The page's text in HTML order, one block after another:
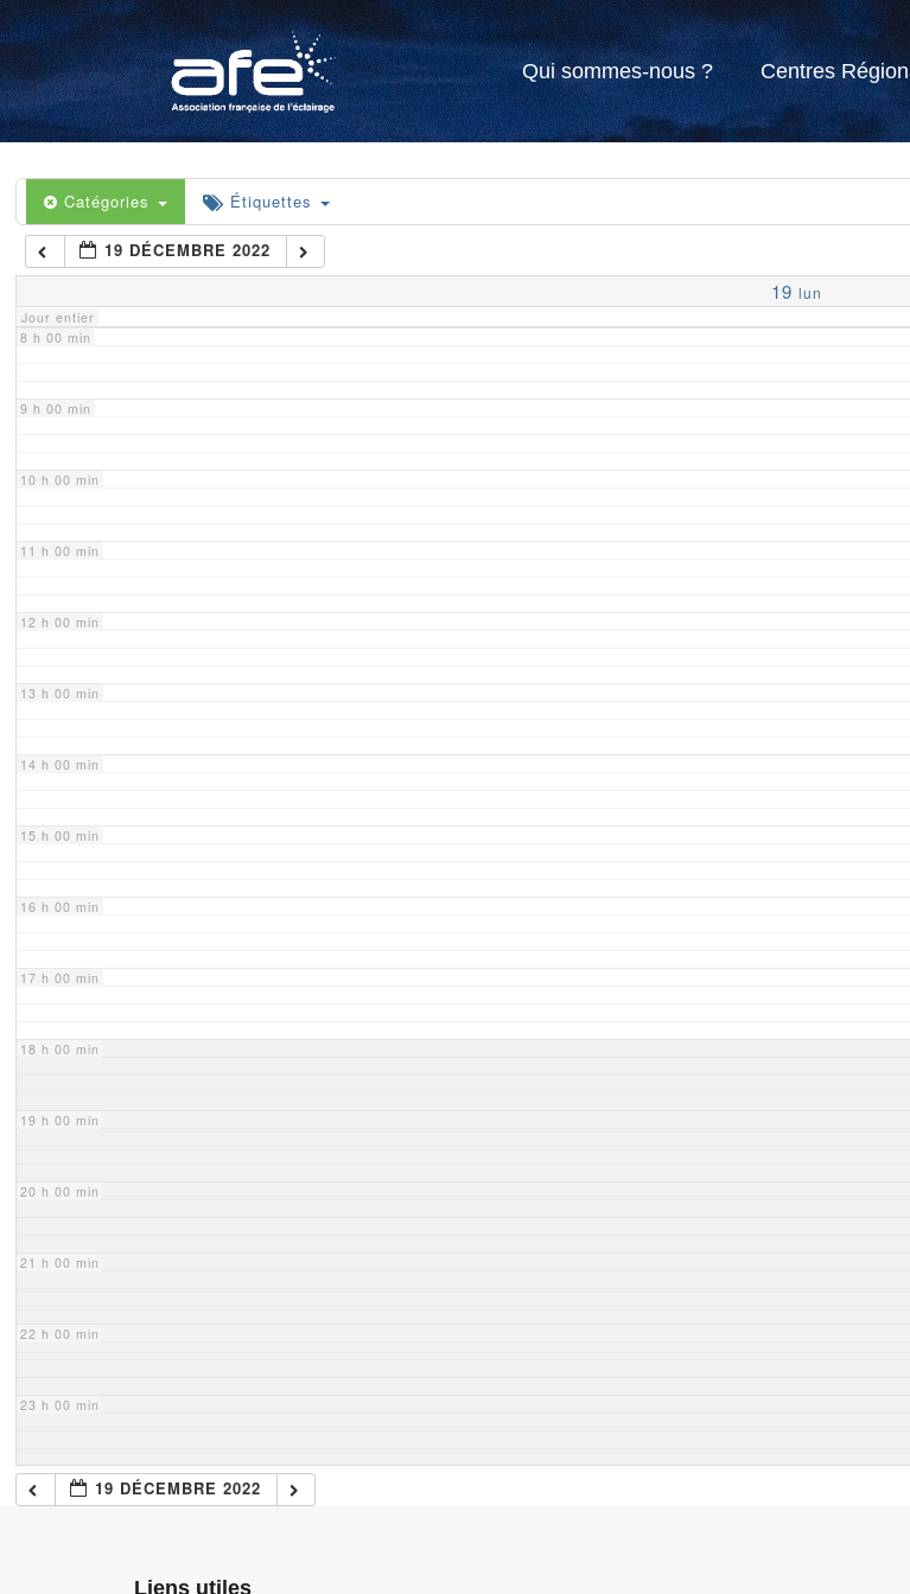
Qui sommes-nous ? Centres
Catégories Étiquettes
19 DÉCEMBRE 2022
19 lun
Jour entier
4 h 00 min
5 h 00 min
6 h 00 min
7 h 00 min
8 h 00 min
9 h 00 min
10 h 00 min
11 h 00 min
12 h 00 min
13 h 00 min
14 h 00 min
15 h 00 min
16 h 00 min
17 h 00 min
18 h 00 min
19 h 00 min
20 h 00 min
21 h 00 min
22 h 00 min
23 h 00 min
19 DÉCEMBRE 2022
Liens utiles